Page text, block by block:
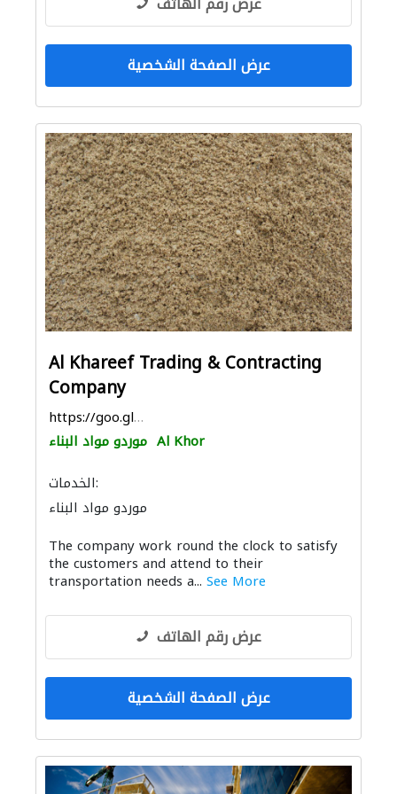
عرض الصفحة الشخصية
Al Khareef Trading & Contracting
Company
https://goo.gl/maps/eHBZxZH7mexd3GER6
موردو مواد البناء Al Khor
الخدمات:
موردو مواد البناء
The company work round the clock to satisfy
the customers and attend to their
transportation needs a... See More
عرض رقم الهاتف
عرض الصفحة الشخصية